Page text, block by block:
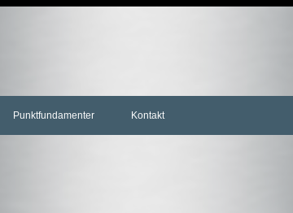
Punktfundamenter Kontakt